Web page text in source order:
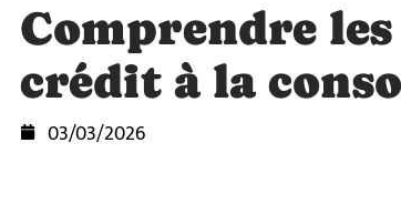
Comprendre
crédit à la
03/03/2026